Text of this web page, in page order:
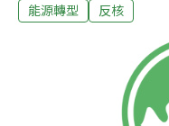
たち）」的黑田節子
彰化基督教醫院婦產
者的角度出發，到公
與輻射對於人體最直
消？ 福島孩子難安心
能源轉型 反核